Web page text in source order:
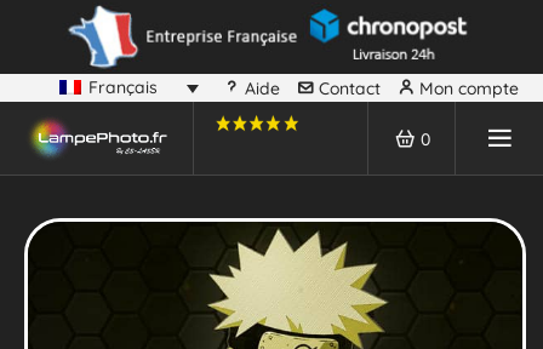
Français Aide Contact Mon compte
0